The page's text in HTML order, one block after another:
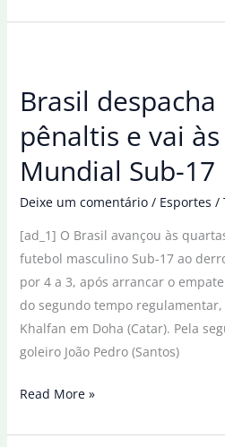
brasileiras
quartas
Mundial
de
de
praia
Brasil despacha
pênaltis e vai
Mundial Sub-17
Deixe um comentário / Esportes /
[ad_1] O Brasil avançou às
futebol masculino Sub-17 ao
por 4 a 3, após arrancar o
do segundo tempo
Khalfan em Doha (Catar). Pela
goleiro João Pedro (Santos)
Brasil
França
Read More »